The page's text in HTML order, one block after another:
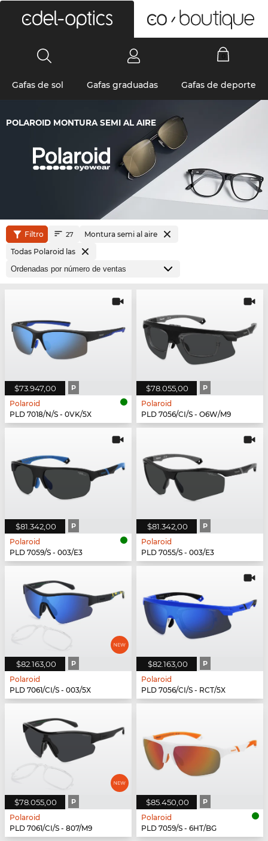
Gafas de sol Gafas graduadas Gafas de deporte
POLAROID MONTURA SEMI AL AIRE
Filtro 27
Montura semi al aire
Todas Polaroid las
$73.947,00 P
Polaroid
PLD 7018/N/S - 0VK/5X
$78.055,00 P
Polaroid
PLD 7056/CI/S - O6W/M9
$81.342,00 P
Polaroid
PLD 7059/S - 003/E3
$81.342,00 P
Polaroid
PLD 7055/S - 003/E3
$82.163,00 P
Polaroid
PLD 7061/CI/S - 003/5X
$82.163,00 P
Polaroid
PLD 7056/CI/S - RCT/5X
$78.055,00 P
Polaroid
PLD 7061/CI/S - 807/M9
$85.450,00 P
Polaroid
PLD 7059/S - 6HT/BG